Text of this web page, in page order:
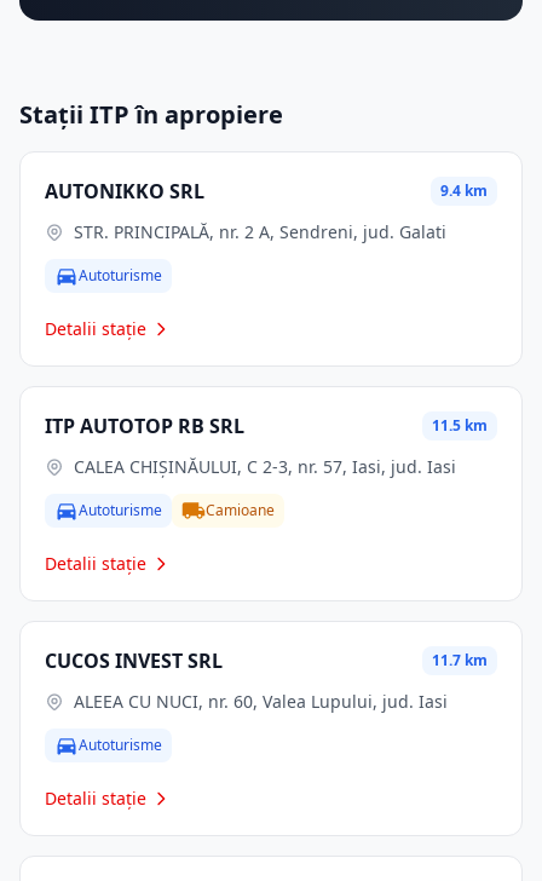
Stații ITP în apropiere
AUTONIKKO SRL 9.4 km
STR. PRINCIPALĂ, nr. 2 A, Sendreni, jud. Galati
Autoturisme
Detalii stație
ITP AUTOTOP RB SRL 11.5 km
CALEA CHIŞINĂULUI, C 2-3, nr. 57, Iasi, jud. Iasi
Autoturisme Camioane
Detalii stație
CUCOS INVEST SRL 11.7 km
ALEEA CU NUCI, nr. 60, Valea Lupului, jud. Iasi
Autoturisme
Detalii stație